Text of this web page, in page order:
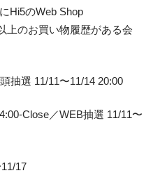
Hi5のWeb Shop
上のお買い物履歴がある会
抽選 11/11〜11/14 20:00
Close／WEB抽選 11/11〜
17